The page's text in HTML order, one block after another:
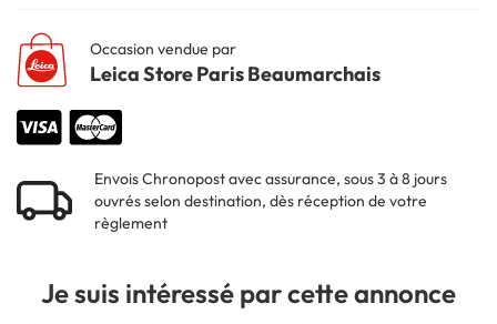
Occasion vendue par
Leica Store Paris Beaumarchais
Envois Chronopost avec assurance, sous 3 à 8 jours
ouvrés selon destination, dès réception de votre
règlement
Je suis intéressé par cette annonce